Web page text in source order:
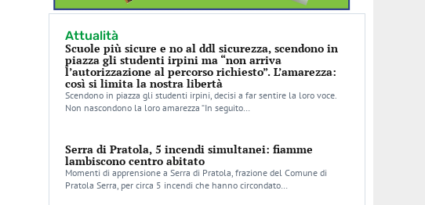
Attualità
Scuole più sicure e no al ddl sicurezza, scendono in
piazza gli studenti irpini ma “non arriva
l’autorizzazione al percorso richiesto”. L’amarezza:
così si limita la nostra libertà
Scendono in piazza gli studenti irpini, decisi a far sentire la loro voce.
Non nascondono la loro amarezza “In seguito…
Serra di Pratola, 5 incendi simultanei: fiamme
lambiscono centro abitato
Momenti di apprensione a Serra di Pratola, frazione del Comune di
Pratola Serra, per circa 5 incendi che hanno circondato…